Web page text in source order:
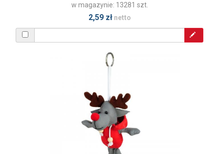
w magazynie: 13281 szt.
2,59 złnetto